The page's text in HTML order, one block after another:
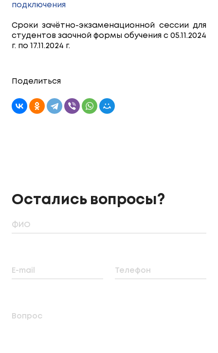
подключения
Сроки зачётно-экзаменационной сессии для
студентов заочной формы обучения с 05.11.2024
г. по 17.11.2024 г.
Поделиться
Остались вопросы?
ФИО
E-mail Телефон
Вопрос